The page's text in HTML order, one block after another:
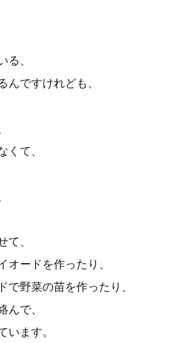
る、
んですけれども、
くて、
て、
オードを作ったり、
で野菜の苗を作ったり、
んで、
います。